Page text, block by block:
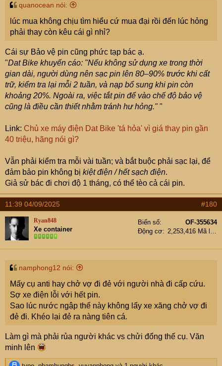
quanocean nói:
lúc mua không chịu tìm hiểu cứ mua đại rồi đến lúc hỏng
phải thay còn kêu cái gì nhỉ?
Cái sự Bảo vệ pin cũng phức tạp bác ạ.
"Dat Bike khuyến cáo: "Nếu không sử dụng xe trong thời
gian dài, người dùng nên sạc pin lên 80–90% trước khi cất
trữ, kiểm tra lại mỗi 2 tuần, và nạp bổ sung khi pin còn
khoảng 20%. Ngoài ra, việc tắt pin để vào chế độ bảo vệ
cũng là điều cần thiết nhằm tránh hư hỏng.""
Link: Chủ xe máy điện Dat Bike 'tá hỏa' vì giá thay pin gần
40 triệu, hãng nói gì?
Vẫn phải kiểm tra mỗi vài tuần; và bắt buộc phải sạc lại, để
đảm bảo pin không bị kiệt điện / hết sạch điện.
Giả sử bác đi chơi độ 1 tháng, có thể tèo cả cái pin.
11:39 04/09/2025 #180
Ryan848
Xe container
Biển số
OF-355634
Động cơ
namphong12 nói:
Mấy cụ anti hay chở vợ đi đẻ với người nhà đi cấp cứu.
Sợ xe điện lỗi với hết pin.
Sao lúc nước ngập thế này không lấy xe xăng chở vợ đi
đẻ đi. Khéo lại đẻ ra nàng tiên cá.
Làm gì mà phải rủa người khác vs chửi đổng thế cụ. Văn
minh lên